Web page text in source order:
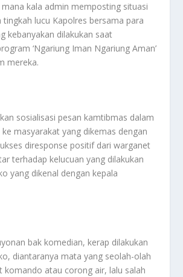
kala admin memposting situasi
lucu Kapolres bersama para
kebanyakan dilakukan saat
‘Ngariung Iman Ngariung Aman’
mereka.
sosialisasi pesan kamtibmas dalam
masyarakat yang dikemas dengan
diresponse positif dari warganet
terhadap kelucuan yang dilakukan
yang dikenal dengan kepala
bak komedian, kerap dilakukan
diantaranya mata yang seolah-olah
komando atau corong air, lalu salah